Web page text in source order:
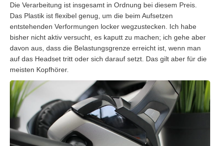
Die Verarbeitung ist insgesamt in Ordnung bei diesem Preis.
Das Plastik ist flexibel genug, um die beim Aufsetzen
entstehenden Verformungen locker wegzustecken. Ich habe
bisher nicht aktiv versucht, es kaputt zu machen; ich gehe aber
davon aus, dass die Belastungsgrenze erreicht ist, wenn man
auf das Headset tritt oder sich darauf setzt. Das gilt aber für die
meisten Kopfhörer.